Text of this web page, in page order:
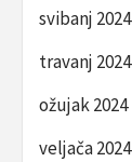
svibanj 2024
travanj 2024
ožujak 2024
veljača 2024